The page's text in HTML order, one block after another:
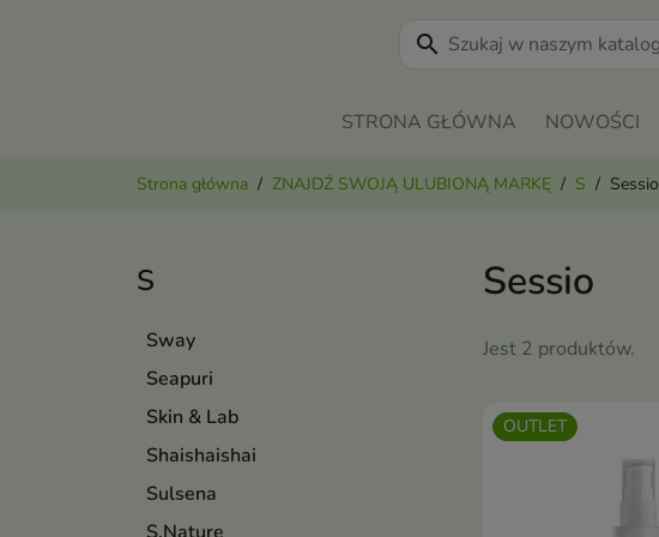
search
STRONA GŁÓWNA NOWOŚCI
Strona główna ZNAJDŹ SWOJĄ ULUBIONĄ MARKĘ S Sessio
S
Sway
Seapuri
Skin & Lab
Shaishaishai
Sulsena
Sessio
Jest 2 produktów.
OUTLET